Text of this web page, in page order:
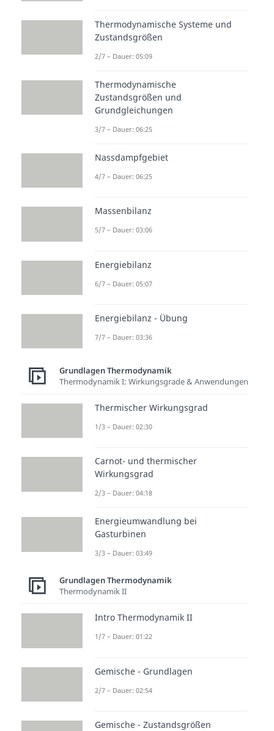
Thermodynamische Systeme und
Zustandsgrößen
2/7 – Dauer: 05:09
Thermodynamische
Zustandsgrößen und
Grundgleichungen
3/7 – Dauer: 06:25
Nassdampfgebiet
4/7 – Dauer: 06:25
Massenbilanz
5/7 – Dauer: 03:06
Energiebilanz
6/7 – Dauer: 05:07
Energiebilanz - Übung
7/7 – Dauer: 03:36
Grundlagen Thermodynamik
Thermodynamik I: Wirkungsgrade & Anwendungen
Thermischer Wirkungsgrad
1/3 – Dauer: 02:30
Carnot- und thermischer
Wirkungsgrad
2/3 – Dauer: 04:18
Energieumwandlung bei
Gasturbinen
3/3 – Dauer: 03:49
Grundlagen Thermodynamik
Thermodynamik II
Intro Thermodynamik II
1/7 – Dauer: 01:22
Gemische - Grundlagen
2/7 – Dauer: 02:54
Gemische - Zustandsgrößen